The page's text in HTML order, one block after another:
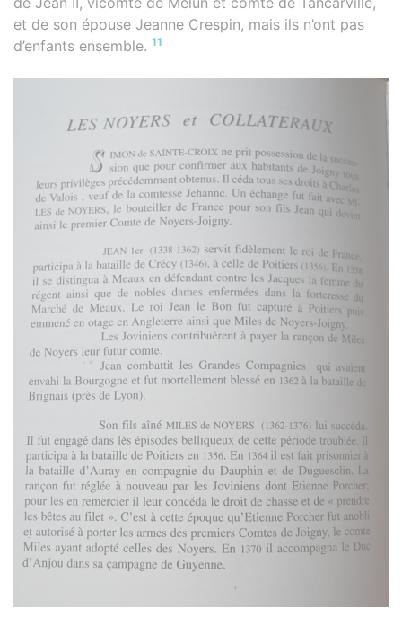
et de son épouse Jeanne Crespin, mais ils n’ont pas
d’enfants ensemble. 11